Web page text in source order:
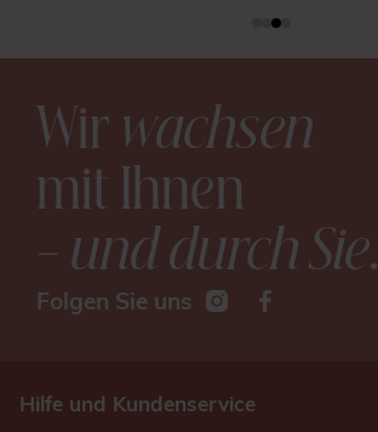
Wirwachsen
mit Ihnen
– und durch Sie.
Folgen Sie uns
Hilfe und Kundenservice